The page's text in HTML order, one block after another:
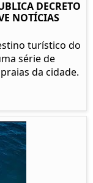
DECRETO
NOTÍCIAS
turístico do
série de
da cidade.